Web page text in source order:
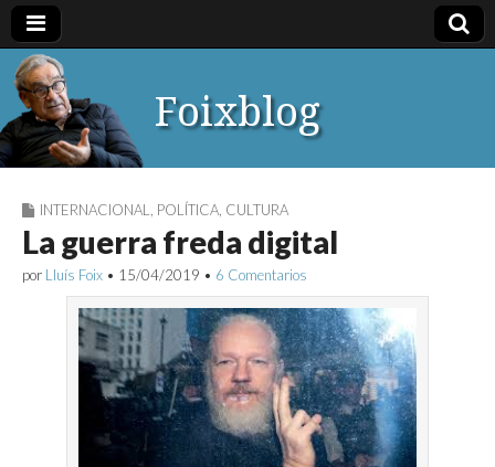
Foixblog
INTERNACIONAL POLÍTICA CULTURA
La guerra freda digital
por Lluís Foix • 15/04/2019 • 6 Comentarios